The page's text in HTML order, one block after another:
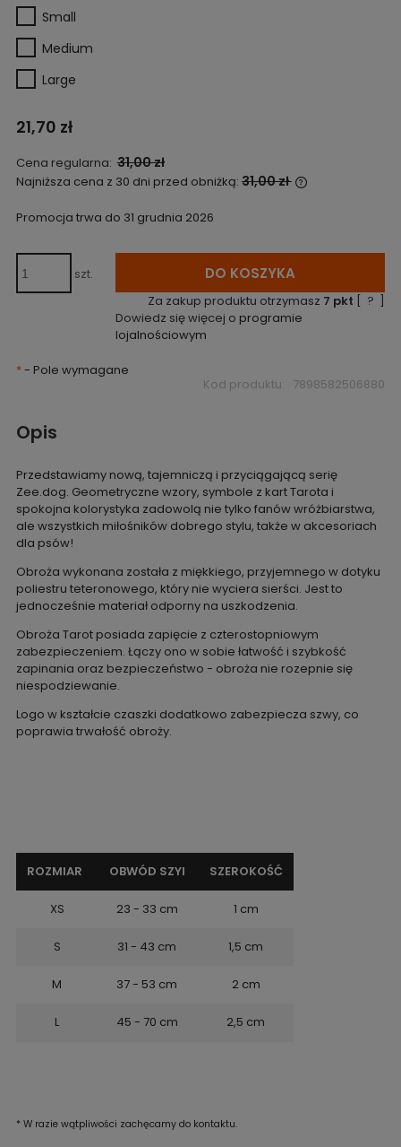
Small
Medium
Large
21,70 zł
Cena regularna: 31,00 zł
Najniższa cena z 30 dni przed obniżką: 31,00 zł
pojawił się w
Promocja trwa do 31 grudnia 2026
szt. DO KOSZYKA
Za zakup produktu otrzymasz 7 pkt [ ? ]
Dowiedz się więcej o programie
lojalnościowym
*- Pole wymagane
Kod produktu: 7898582506880
Opis
Przedstawiamy nową, tajemniczą i przyciągającą serię
Zee.dog. Geometryczne wzory, symbole z kart Tarota i
spokojna kolorystyka zadowolą nie tylko fanów wróżbiarstwa,
ale wszystkich miłośników dobrego stylu, także w akcesoriach
dla psów!
Obroża wykonana została z miękkiego, przyjemnego w dotyku
poliestru teteronowego, który nie wyciera sierści. Jest to
jednocześnie materiał odporny na uszkodzenia.
Obroża Tarot posiada zapięcie z czterostopniowym
zabezpieczeniem. Łączy ono w sobie łatwość i szybkość
zapinania oraz bezpieczeństwo - obroża nie rozepnie się
niespodziewanie.
Logo w kształcie czaszki dodatkowo zabezpiecza szwy, co
poprawia trwałość obroży.
ROZMIAR OBWÓD SZYI SZEROKOŚĆ
XS 23 - 33 cm 1 cm
S 31 - 43 cm 1,5 cm
M 37 - 53 cm 2 cm
L 45 - 70 cm 2,5 cm
* W razie wątpliwości zachęcamy do kontaktu.